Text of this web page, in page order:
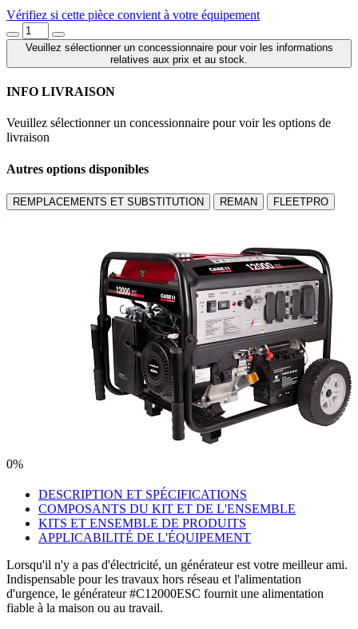
Vérifiez si cette pièce convient à votre équipement
Veuillez sélectionner un concessionnaire pour voir les informations
relatives aux prix et au stock.
INFO LIVRAISON
Veuillez sélectionner un concessionnaire pour voir les options de
livraison
Autres options disponibles
REMPLACEMENTS ET SUBSTITUTION REMAN FLEETPRO
0%
DESCRIPTION ET SPÉCIFICATIONS
COMPOSANTS DU KIT ET DE L'ENSEMBLE
KITS ET ENSEMBLE DE PRODUITS
APPLICABILITÉ DE L'ÉQUIPEMENT
Lorsqu'il n'y a pas d'électricité, un générateur est votre meilleur ami.
Indispensable pour les travaux hors réseau et l'alimentation
d'urgence, le générateur #C12000ESC fournit une alimentation
fiable à la maison ou au travail.